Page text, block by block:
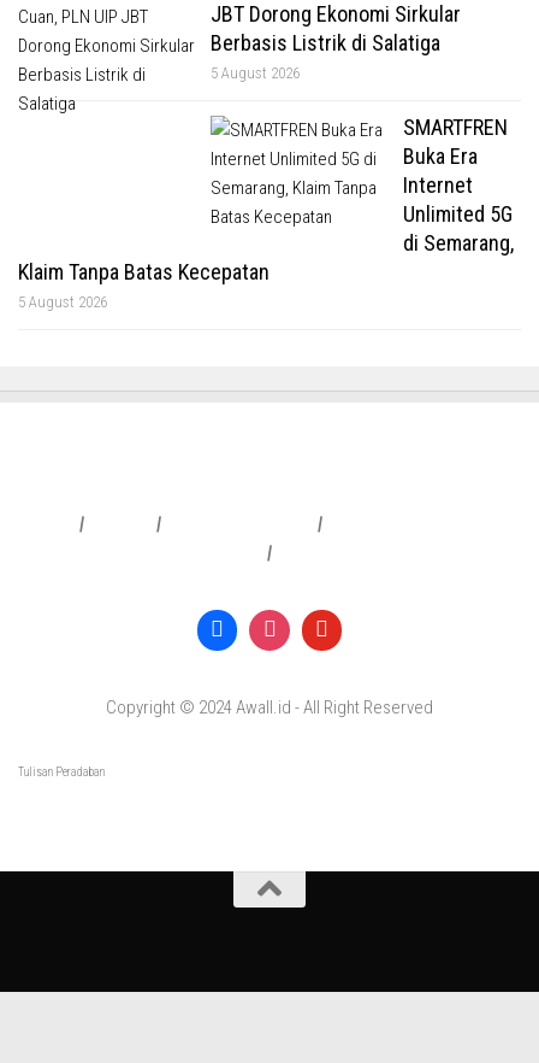
JBT Dorong Ekonomi Sirkular
Berbasis Listrik di Salatiga
5 August 2026
SMARTFREN
Buka Era
Internet
Unlimited 5G
di Semarang,
Klaim Tanpa Batas Kecepatan
5 August 2026
| | |
|
Copyright © 2024 Awall.id - All Right Reserved
Tulisan Peradaban